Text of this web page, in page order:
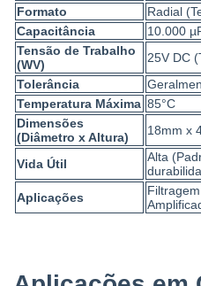
Formato
Radial
Capacitância
10.000
Tensão de Trabalho
(WV)
25V DC
Tolerância
Temperatura Máxima 85°C
Dimensões
(Diâmetro x Altura)
18mm x
Vida Útil
Alta
Aplicações